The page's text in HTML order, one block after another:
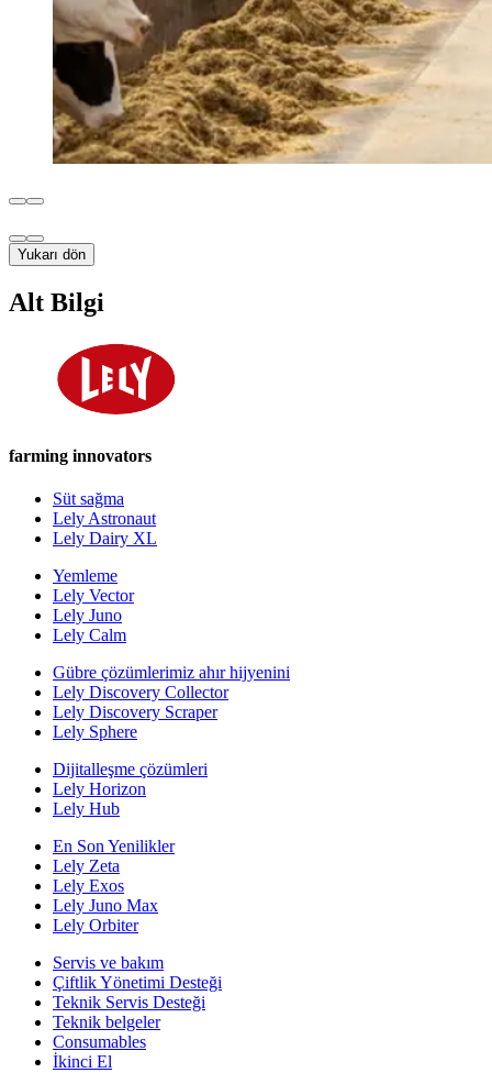
Yukarı dön
Alt Bilgi
farming innovators
Süt sağma
Lely Astronaut
Lely Dairy XL
Yemleme
Lely Vector
Lely Juno
Lely Calm
Gübre çözümlerimiz ahır hijyenini
Lely Discovery Collector
Lely Discovery Scraper
Lely Sphere
Dijitalleşme çözümleri
Lely Horizon
Lely Hub
En Son Yenilikler
Lely Zeta
Lely Exos
Lely Juno Max
Lely Orbiter
Servis ve bakım
Çiftlik Yönetimi Desteği
Teknik Servis Desteği
Teknik belgeler
Consumables
İkinci El